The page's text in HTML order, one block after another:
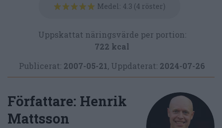
Medel: 4.3 (4 röster)
Uppskattat näringsvärde per portion:
722 kcal
Publicerat: 2007-05-21, Uppdaterat: 2024-07-26
Författare: Henrik
Mattsson